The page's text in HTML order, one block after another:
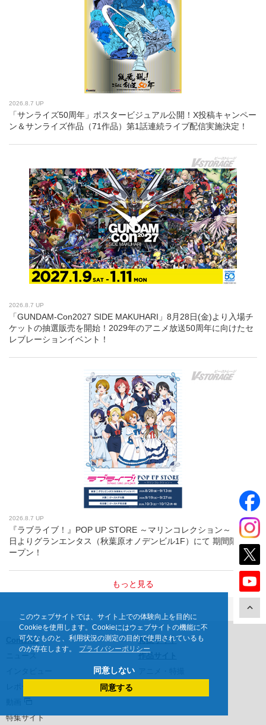
このウェブサイトでは、サイト上での体験向上を目的に
Cookieを使用します。Cookieにはウェブサイトの機能に不
可欠なものと、利用状況の測定の目的で使用されているも
のが存在します。
プライバシーポリシー
同意しない
同意する
2026.8.7 UP
「サンライズ50周年」ポスタービジュアル公開！X投稿キャンペー
ン＆サンライズ作品（71作品）第1話連続ライブ配信実施決定！
2026.8.7 UP
「GUNDAM-Con2027 SIDE MAKUHARI」8月28日(金)より入場チ
ケットの抽選販売を開始！2029年のアニメ放送50周年に向けたセ
レブレーションイベント！
2026.8.7 UP
『ラブライブ！』POP UP STORE ～マリンコレクション～ 8月28
日よりグランエンタス（秋葉原オノデンビル1F）にて 期間限定オ
ープン！
もっと見る
Contents
ニュース
特集サイト
特集サイト
作品サイト